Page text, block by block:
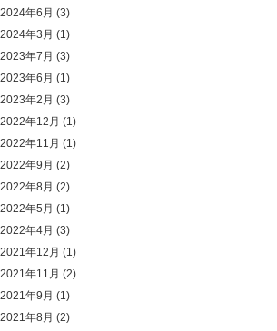
2024年6月 (3)
2024年3月 (1)
2023年7月 (3)
2023年6月 (1)
2023年2月 (3)
2022年12月 (1)
2022年11月 (1)
2022年9月 (2)
2022年8月 (2)
2022年5月 (1)
2022年4月 (3)
2021年12月 (1)
2021年11月 (2)
2021年9月 (1)
2021年8月 (2)